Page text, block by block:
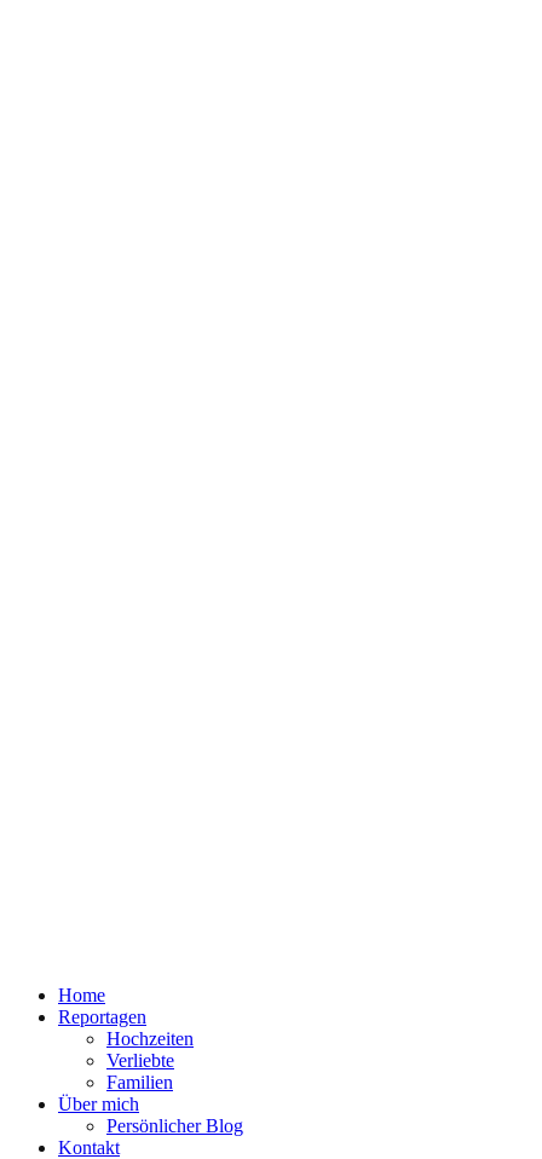
Home
Reportagen
Hochzeiten
Verliebte
Familien
Über mich
Persönlicher Blog
Kontakt